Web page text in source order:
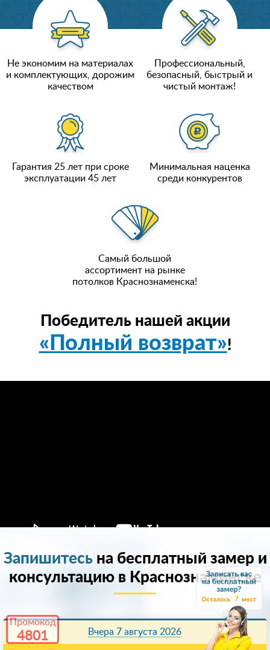
7
Промокод
4801
Не экономим на материалах
и комплектующих, дорожим
качеством
Профессиональный,
безопасный, быстрый и
чистый монтаж!
Гарантия 25 лет при сроке
эксплуатации 45 лет
Минимальная наценка
среди конкурентов
Самый большой
ассортимент на рынке
потолков Краснознаменска!
Победитель нашей акции
«Полный возврат»!
Запишитесьна бесплатный замер и
консультацию в Краснознаминске
Вчера 7 августа 2026